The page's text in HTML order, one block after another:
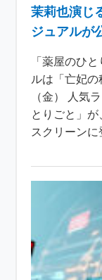
茉莉也演じ
ジュアルが
「薬屋のひ
ルは「亡妃
（金） 人気
とりごと」
スクリーン